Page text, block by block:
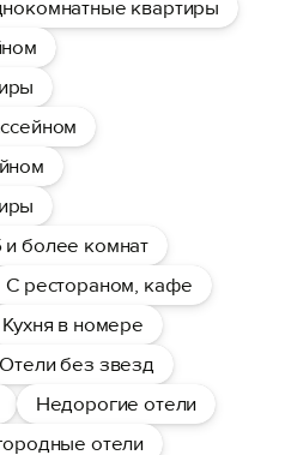
квартиры
более комнат
С рестораном, кафе
Кухня в номере
Отели без звезд
Недорогие отели
отели